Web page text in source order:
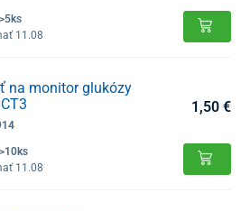
11.08
na monitor glukózy
11.08
1,50 €